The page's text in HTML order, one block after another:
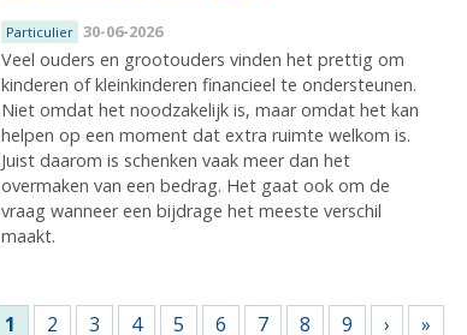
Particulier 30-06-2026
Veel ouders en grootouders vinden het prettig om
kinderen of kleinkinderen financieel te ondersteunen.
Niet omdat het noodzakelijk is, maar omdat het kan
helpen op een moment dat extra ruimte welkom is.
Juist daarom is schenken vaak meer dan het
overmaken van een bedrag. Het gaat ook om de
vraag wanneer een bijdrage het meeste verschil
maakt.
1 2 3 4 5 6 7 8 9 › »